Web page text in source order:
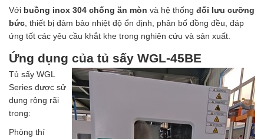
Với buồng inox 304 chống ăn mòn và hệ thống đối lưu cưỡng
bức , thiết bị đảm bảo nhiệt độ ổn định, phân bố đồng đều, đáp
ứng tốt các yêu cầu khắt khe trong nghiên cứu và sản xuất.
Ứng dụng của tủ sấy WGL-45BE
Tủ sấy WGL
Series được sử
dụng rộng rãi
trong:
Phòng thí